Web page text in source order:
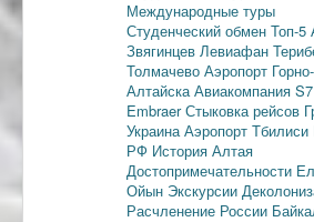
Международные туры
Студенческий обмен Топ-5
Звягинцев Левиафан
Толмачево Аэропорт Горно-
АлтайскаАвиакомпания S7
EmbraerСтыковка рейсов
УкраинаАэропорт Тбилиси
РФ История Алтая
Достопримечательности
Ойын Экскурсии
Расчленение России